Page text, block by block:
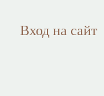
Вход на сайт